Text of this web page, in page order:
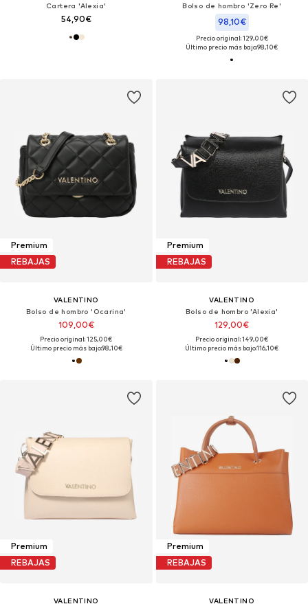
Cartera 'Alexia'
54,90€
Bolso de hombro 'Zero Re'
98,10€
Precio original: 129,00€
Último precio más bajo:98,10€
Premium
REBAJAS
VALENTINO
Bolso de hombro 'Ocarina'
109,00€
Precio original: 125,00€
Último precio más bajo:98,10€
Premium
REBAJAS
VALENTINO
Bolso de hombro 'Alexia'
129,00€
Precio original: 149,00€
Último precio más bajo:116,10€
Premium
REBAJAS
VALENTINO
Premium
REBAJAS
VALENTINO